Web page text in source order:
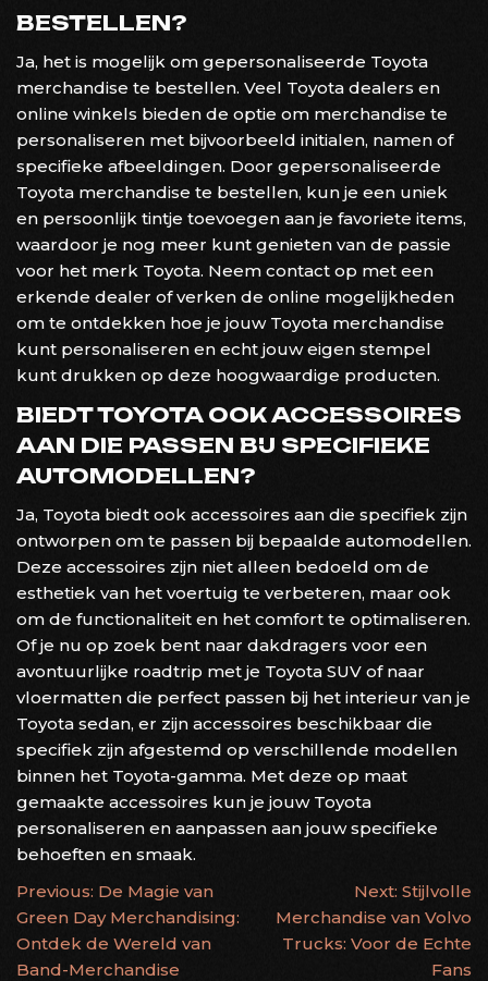
BESTELLEN?
Ja, het is mogelijk om gepersonaliseerde Toyota
merchandise te bestellen. Veel Toyota dealers en
online winkels bieden de optie om merchandise te
personaliseren met bijvoorbeeld initialen, namen of
specifieke afbeeldingen. Door gepersonaliseerde
Toyota merchandise te bestellen, kun je een uniek
en persoonlijk tintje toevoegen aan je favoriete items,
waardoor je nog meer kunt genieten van de passie
voor het merk Toyota. Neem contact op met een
erkende dealer of verken de online mogelijkheden
om te ontdekken hoe je jouw Toyota merchandise
kunt personaliseren en echt jouw eigen stempel
kunt drukken op deze hoogwaardige producten.
BIEDT TOYOTA OOK ACCESSOIRES
AAN DIE PASSEN BIJ SPECIFIEKE
AUTOMODELLEN?
Ja, Toyota biedt ook accessoires aan die specifiek zijn
ontworpen om te passen bij bepaalde automodellen.
Deze accessoires zijn niet alleen bedoeld om de
esthetiek van het voertuig te verbeteren, maar ook
om de functionaliteit en het comfort te optimaliseren.
Of je nu op zoek bent naar dakdragers voor een
avontuurlijke roadtrip met je Toyota SUV of naar
vloermatten die perfect passen bij het interieur van je
Toyota sedan, er zijn accessoires beschikbaar die
specifiek zijn afgestemd op verschillende modellen
binnen het Toyota-gamma. Met deze op maat
gemaakte accessoires kun je jouw Toyota
personaliseren en aanpassen aan jouw specifieke
behoeften en smaak.
BERICHTNAVIGATIE
Previous: De Magie van
Green Day Merchandising:
Ontdek de Wereld van
Band-Merchandise
Next: Stijlvolle
Merchandise van Volvo
Trucks: Voor de Echte
Fans